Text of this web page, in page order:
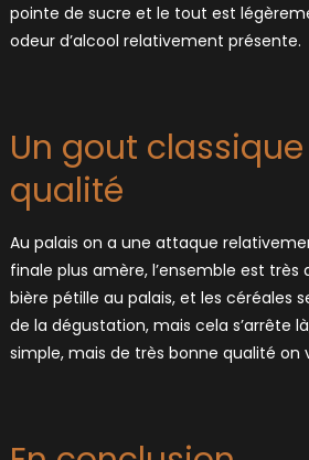
pointe de sucre et le tout est
odeur d’alcool relativement présente.
Un gout
qualité
Au palais on a une attaque
finale plus amère, l’ensemble est très
bière pétille au palais, et les céréales
de la dégustation, mais cela s’arrête
simple, mais de très bonne qualité on